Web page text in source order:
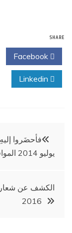
SHARE
تصفّح
المقالات
يوليو 2014 الموافق 14 أبيب 1730
الكشف عن شعار
2016